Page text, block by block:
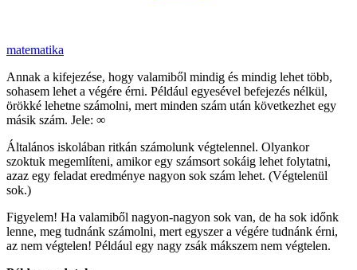
matematika
Annak a kifejezése, hogy valamiből mindig és mindig lehet több,
sohasem lehet a végére érni. Például egyesével befejezés nélkül,
örökké lehetne számolni, mert minden szám után következhet egy
másik szám. Jele: ∞
Általános iskolában ritkán számolunk végtelennel. Olyankor
szoktuk megemlíteni, amikor egy számsort sokáig lehet folytatni,
azaz egy feladat eredménye nagyon sok szám lehet. (Végtelenül
sok.)
Figyelem! Ha valamiből nagyon-nagyon sok van, de ha sok időnk
lenne, meg tudnánk számolni, mert egyszer a végére tudnánk érni,
az nem végtelen! Például egy nagy zsák mákszem nem végtelen.